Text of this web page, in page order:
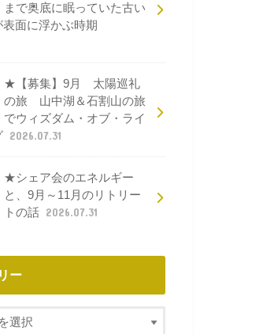
まで奥底に眠っていた古い
面に浮かぶ時期
★【募集】9月 太陽巡礼
の旅 山中湖＆石割山の旅
でウィズダム・オブ・ライ
2026.07.31
★シェア会のエネルギー
と、9月～11月のリトリー
トの話 2026.07.31
ー